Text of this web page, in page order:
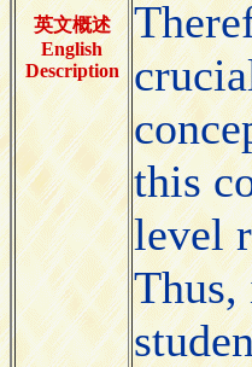
英文概述
English
Description
this
level
Thus,